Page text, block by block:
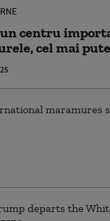
centru
cel mai